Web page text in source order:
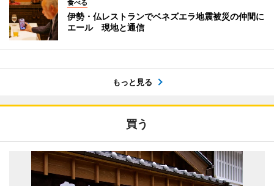
食べる
伊勢・仏レストランでベネズエラ地震被災の仲間に
エール 現地と通信
もっと見る
買う